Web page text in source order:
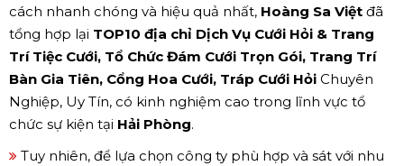
cách nhanh chóng và hiệu quả nhất, Hoàng Sa Việt đã
tổng hợp lại TOP10 địa chỉ Dịch Vụ Cưới Hỏi & Trang
Trí Tiệc Cưới, Tổ Chức Đám Cưới Trọn Gói, Trang Trí
Bàn Gia Tiên, Cổng Hoa Cưới, Tráp Cưới Hỏi Chuyên
Nghiệp, Uy Tín, có kinh nghiệm cao trong lĩnh vực tổ
chức sự kiện tại Hải Phòng.
Tuy nhiên, để lựa chọn công ty phù hợp và sát với nhu